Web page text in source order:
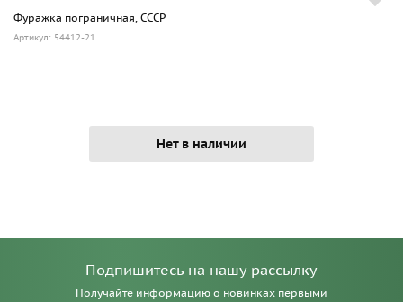
Фуражка пограничная, СССР
Артикул: 54412-21
Нет в наличии
Подпишитесь на нашу рассылку
Получайте информацию о новинках первыми